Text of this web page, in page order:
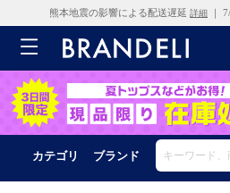
熊本地震の影響による配送遅延 詳細 ｜
カテゴリ ブランド